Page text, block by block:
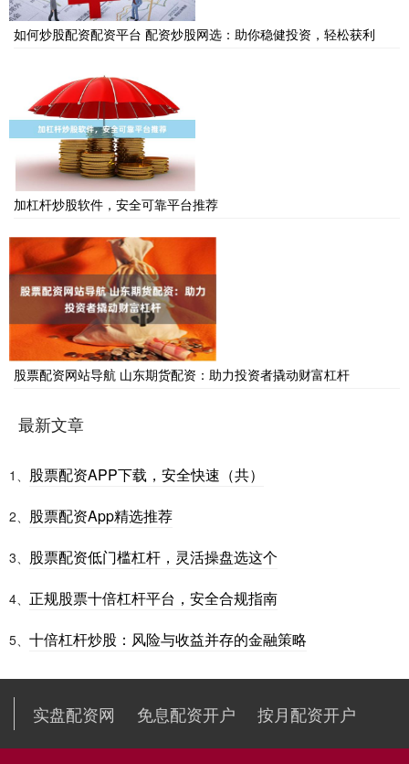
如何炒股配资配资平台 配资炒股网选：助你稳健投资，轻松获利
加杠杆炒股软件，安全可靠平台推荐
股票配资网站导航 山东期货配资：助力投资者撬动财富杠杆
最新文章
1、 股票配资APP下载，安全快速（共）
2、 股票配资App精选推荐
3、 股票配资低门槛杠杆，灵活操盘选这个
4、 正规股票十倍杠杆平台，安全合规指南
5、 十倍杠杆炒股：风险与收益并存的金融策略
实盘配资网 免息配资开户 按月配资开户